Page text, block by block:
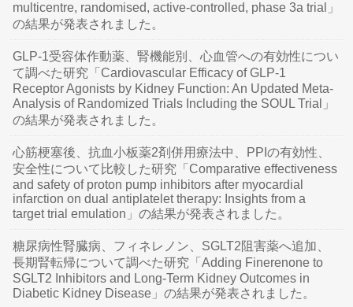
multicentre, randomised, active-controlled, phase 3a trial」
の結果が発表されました。
GLP-1受容体作動薬、腎機能別、心血管への有効性につい
て調べた研究「Cardiovascular Efficacy of GLP-1
Receptor Agonists by Kidney Function: An Updated Meta-
Analysis of Randomized Trials Including the SOUL Trial」
の結果が発表されました。
心筋梗塞後、抗血小板薬2剤併用療法中、PPIの有効性、
安全性について比較した研究「Comparative effectiveness
and safety of proton pump inhibitors after myocardial
infarction on dual antiplatelet therapy: Insights from a
target trial emulation」の結果が発表されました。
糖尿病性腎臓病、フィネレノン、SGLT2阻害薬へ追加、
長期腎転帰について調べた研究「Adding Finerenone to
SGLT2 Inhibitors and Long-Term Kidney Outcomes in
Diabetic Kidney Disease」の結果が発表されました。